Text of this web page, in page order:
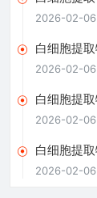
2026-02-06
白细胞提
2026-02-06
白细胞提
2026-02-06
白细胞提
2026-02-06